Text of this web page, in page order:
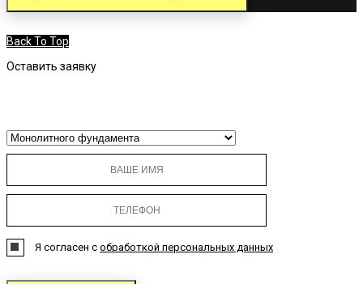
Back To Top
Оставить заявку
Я согласен с обработкой персональных данных